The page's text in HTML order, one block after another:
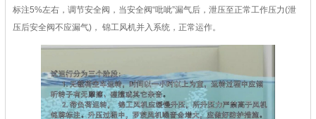
标注5%左右，调节安全阀，当安全阀“吡呲”漏气后，泄压至正常工作压力(泄
压后安全阀不应漏气)， 锦工风机并入系统，正常运作。